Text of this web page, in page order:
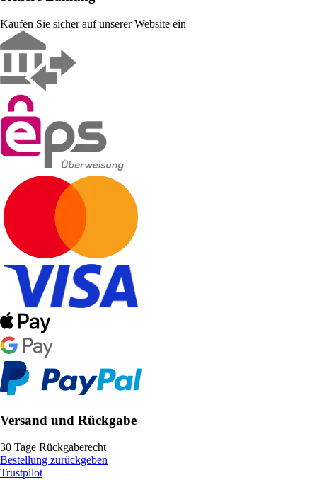
Kaufen Sie sicher auf unserer Website ein
Versand und Rückgabe
30 Tage Rückgaberecht
Bestellung zurückgeben
Trustpilot